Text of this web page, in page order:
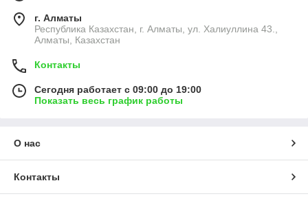
г. Алматы
Республика Казахстан, г. Алматы, ул. Халиуллина 43.,
Алматы, Казахстан
Контакты
Сегодня работает с 09:00 до 19:00
Показать весь график работы
О нас
Контакты